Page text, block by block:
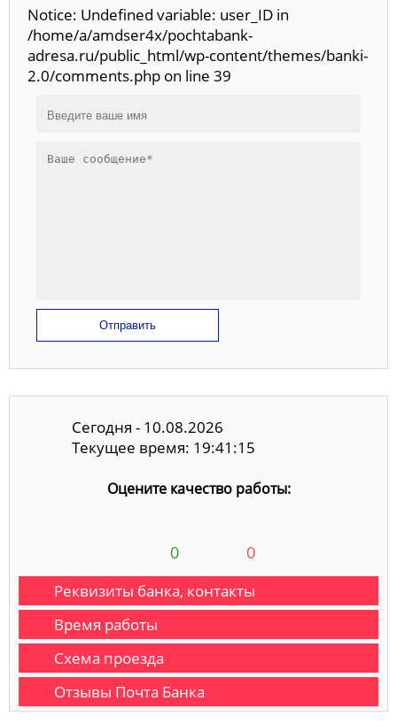
Notice: Undefined variable: user_ID in
/home/a/amdser4x/pochtabank-
adresa.ru/public_html/wp-content/themes/banki-
2.0/comments.php on line 39
Отправить
Сегодня - 10.08.2026
Текущее время: 19:41:16
Оцените качество работы:
0 0
Реквизиты банка, контакты
Время работы
Схема проезда
Отзывы Почта Банка